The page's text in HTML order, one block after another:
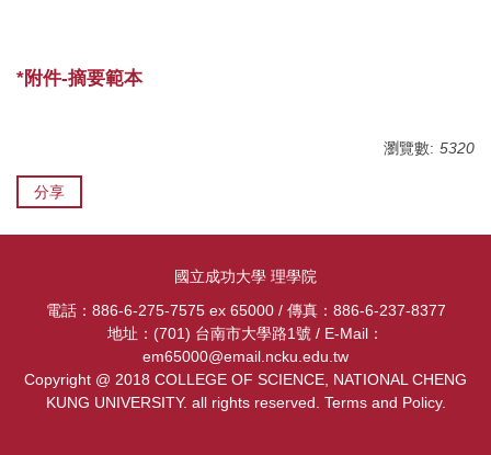
*附件-摘要範本
瀏覽數: 5320
分享
國立成功大學 理學院
電話：886-6-275-7575 ex 65000 / 傳真：886-6-237-8377
地址：(701) 台南市大學路1號 / E-Mail：
em65000@email.ncku.edu.tw
Copyright @ 2018 COLLEGE OF SCIENCE, NATIONAL CHENG
KUNG UNIVERSITY. all rights reserved. Terms and Policy.